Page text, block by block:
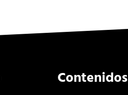
Contenidos